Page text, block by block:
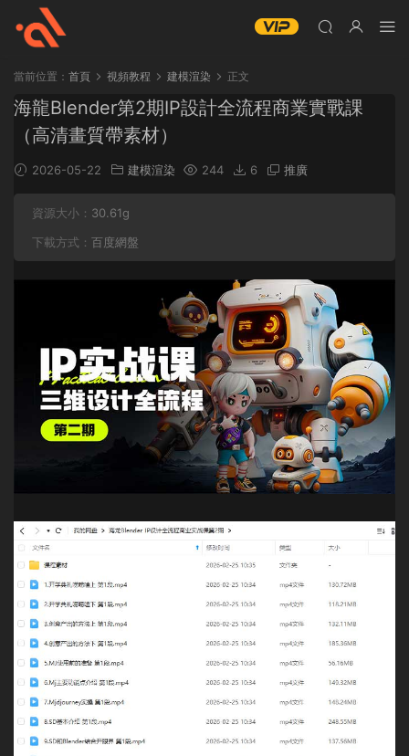
當前位置： 首頁 視頻教程 建模渲染 正文
海龍Blender第2期IP設計全流程商業實戰課
（高清畫質帶素材）
2026-05-22 建模渲染 244 6 推廣
資源大小： 30.61g
下載方式： 百度網盤